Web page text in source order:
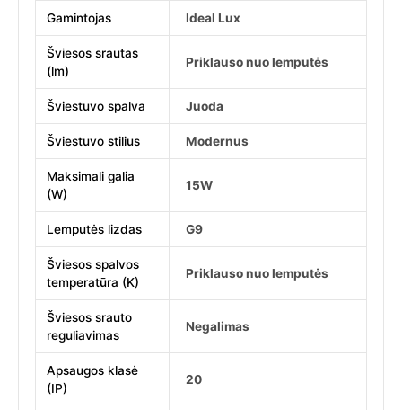
Gamintojas Ideal Lux
Šviesos srautas
(lm)
Priklauso nuo lemputės
Šviestuvo spalva Juoda
Šviestuvo stilius Modernus
Maksimali galia
(W)
15W
Lemputės lizdas G9
Šviesos spalvos
temperatūra (K)
Priklauso nuo lemputės
Šviesos srauto
reguliavimas
Negalimas
Apsaugos klasė
(IP)
20